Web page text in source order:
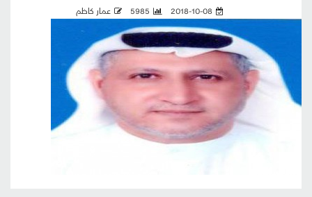
2018-10-08
5985 عمار كاظم